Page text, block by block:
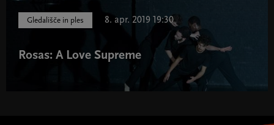
Gledališče in ples 8. apr. 2019 19:30
Rosas: A Love Supreme